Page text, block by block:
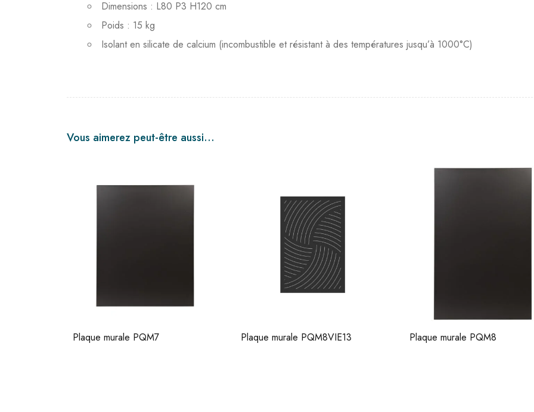
Dimensions : L80 P3 H120 cm
Poids : 15 kg
Isolant en silicate de calcium (incombustible et résistant à des températures jusqu’à 1000°C)
Vous aimerez peut-être aussi…
Plaque murale PQM8VIE13 Plaque murale PQM8 Plaque murale PQM7